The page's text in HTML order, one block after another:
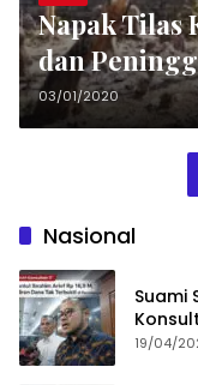
Napak Tilas
dan
03/01/2020
Nasional
Suami
Tahun
19/04/